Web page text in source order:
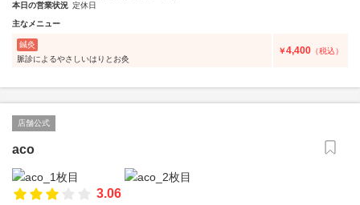
本日の営業状況 定休日
主なメニュー
鍼灸
脈診によるやさしいはりとお灸
￥4,400 （税込）
店舗公式
aco
3.06